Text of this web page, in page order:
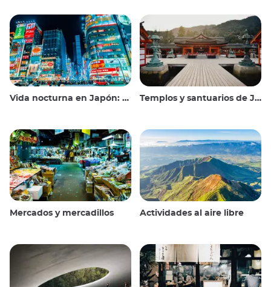
Vida nocturna en Japón: salir, ver y beber Templos y santuarios de Japón
Mercados y mercadillos Actividades al aire libre